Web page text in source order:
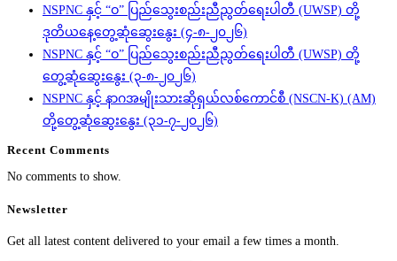
ရှင်း
နိုင်ငံ၊
Roscosmos
State
Space
Corporation
မှ
ဒုတိယ
သော
NSPNC နှင့် “ဝ” ပြည်သွေးစည်းညီညွတ်ရေးပါတီ (UWSP) တို့
ဒုတိယနေ့တွေ့ဆုံဆွေးနွေး (၄-၈-၂၀၂၆)
NSPNC နှင့် “ဝ” ပြည်သွေးစည်းညီညွတ်ရေးပါတီ (UWSP) တို့
တွေ့ဆုံဆွေးနွေး (၃-၈-၂၀၂၆)
NSPNC နှင့် နာဂအမျိုးသားဆိုရှယ်လစ်ကောင်စီ (NSCN-K) (AM)
တို့တွေ့ဆုံဆွေးနွေး (၃၁-၇-၂၀၂၆)
Recent Comments
No comments to show.
Newsletter
Get all latest content delivered to your email a few times a month.